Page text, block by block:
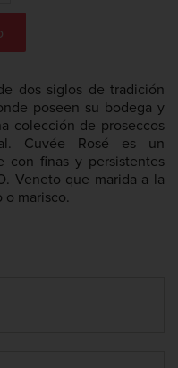
dos siglos de tradición
poseen su bodega y
colección de proseccos
Cuvée Rosé es un
con finas y persistentes
Veneto que marida a la
marisco.